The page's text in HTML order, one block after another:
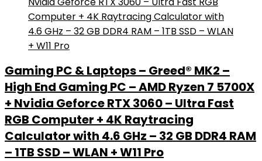
Gaming PC & Laptops – Greed® MK2 –
High End Gaming PC – AMD Ryzen 7 5700X
+ Nvidia Geforce RTX 3060 – Ultra Fast
RGB Computer + 4K Raytracing
Calculator with 4.6 GHz – 32 GB DDR4 RAM
– 1TB SSD – WLAN + W11 Pro